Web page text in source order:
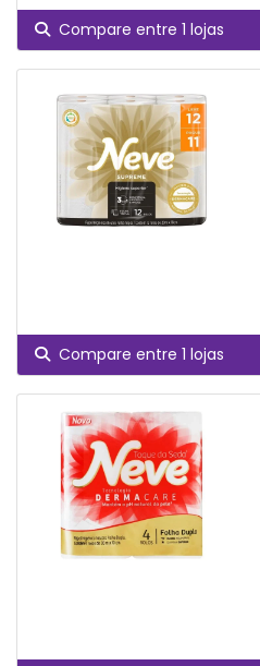
Compare entre 1 lojas
Compare entre 1 lojas